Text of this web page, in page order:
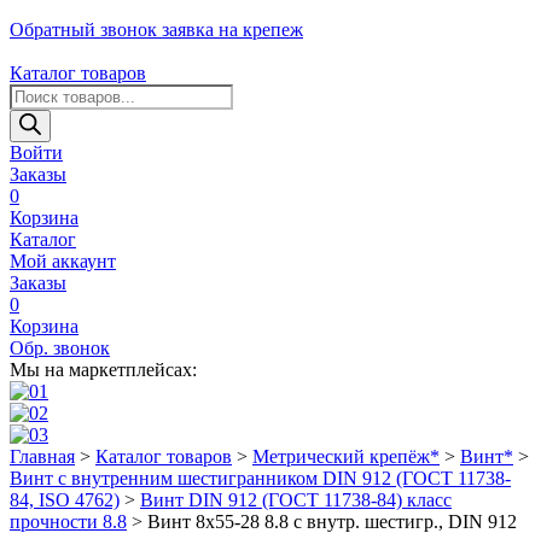
Обратный звонок заявка на крепеж
Каталог товаров
Поиск
товаров
Войти
Заказы
0
Корзина
Каталог
Мой аккаунт
Заказы
0
Корзина
Обр. звонок
Мы на маркетплейсах:
Главная > Каталог товаров > Метрический крепёж* > Винт* >
Винт с внутренним шестигранником DIN 912 (ГОСТ 11738-
84, ISO 4762) > Bинт DIN 912 (ГОСТ 11738-84) класс
прочности 8.8 > Винт 8х55-28 8.8 с внутр. шестигр., DIN 912